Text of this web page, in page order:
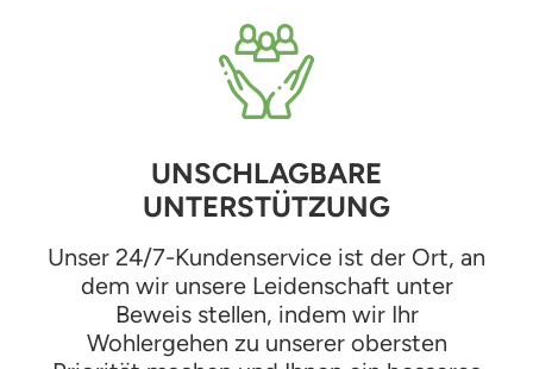
UNSCHLAGBARE
UNTERSTÜTZUNG
Unser 24/7-Kundenservice ist der Ort, an
dem wir unsere Leidenschaft unter
Beweis stellen, indem wir Ihr
Wohlergehen zu unserer obersten